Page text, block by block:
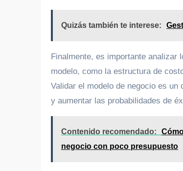
Quizás también te interese:
Finalmente, es importante analizar
modelo, como la estructura de
Validar el modelo de negocio es
y aumentar las probabilidades de
Contenido recomendado:
negocio con poco presupuesto